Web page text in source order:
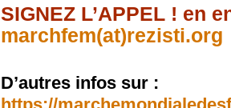
SIGNEZ L’APPEL ! en
marchfem(at)rezisti.org
D’autres infos sur :